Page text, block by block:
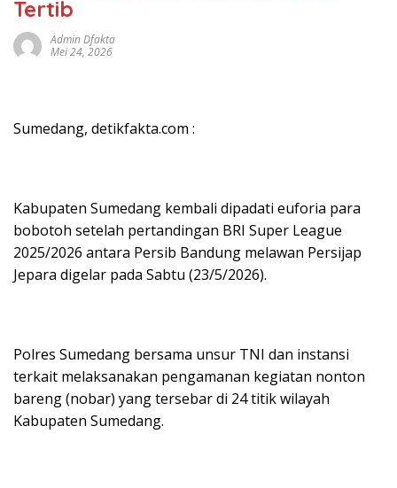
Tertib
Admin Dfakta
Mei 24, 2026
Sumedang, detikfakta.com :
Kabupaten Sumedang kembali dipadati euforia para
bobotoh setelah pertandingan BRI Super League
2025/2026 antara Persib Bandung melawan Persijap
Jepara digelar pada Sabtu (23/5/2026).
Polres Sumedang bersama unsur TNI dan instansi
terkait melaksanakan pengamanan kegiatan nonton
bareng (nobar) yang tersebar di 24 titik wilayah
Kabupaten Sumedang.